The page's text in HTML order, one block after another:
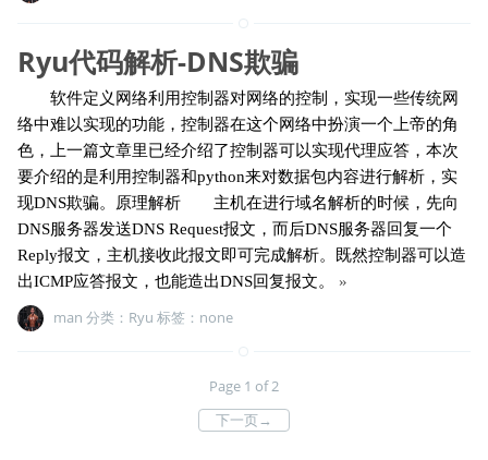
Ryu代码解析-DNS欺骗
软件定义网络利用控制器对网络的控制，实现一些传统网
络中难以实现的功能，控制器在这个网络中扮演一个上帝的角
色，上一篇文章里已经介绍了控制器可以实现代理应答，本次
要介绍的是利用控制器和python来对数据包内容进行解析，实
现DNS欺骗。原理解析 主机在进行域名解析的时候，先向
DNS服务器发送DNS Request报文，而后DNS服务器回复一个
Reply报文，主机接收此报文即可完成解析。既然控制器可以造
出ICMP应答报文，也能造出DNS回复报文。 »
man 分类： Ryu 标签：none
Page 1 of 2
下一页→